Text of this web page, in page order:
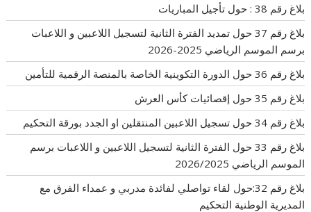
بلاغ رقم 38 : حول تأجيل المباريات
بلاغ رقم 37 حول تمديد الفترة الثانية لتسجيل اللاعبين و اللاعبات
برسم الموسم الرياضي 2025-2026
بلاغ رقم 36 حول الدورة التكوينية الخاصة بالمنصة الرقمية للتأمين
بلاغ رقم 35 حول إقصائيات كأس العرش
بلاغ رقم 34 حول تسجيل اللاعبين المنتقلين او الجدد بورقة التحكيم
بلاغ رقم 33 حول الفترة الثانية لتسجيل اللاعبين و اللاعبات برسم
الموسم الرياضي 2026/2025
بلاغ رقم 32:حول لقاء تواصلي لفائدة مدربي و عمداء الفرق مع
المديرية الوطنية التحكيم